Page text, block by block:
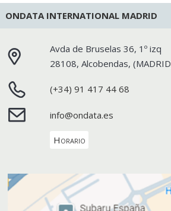
ONDATA INTERNATIONAL MADRID
Avda de Bruselas 36, 1º izq
28108,Alcobendas, (MADRID
(+34) 91 417 44 68
info@ondata.es
Horario